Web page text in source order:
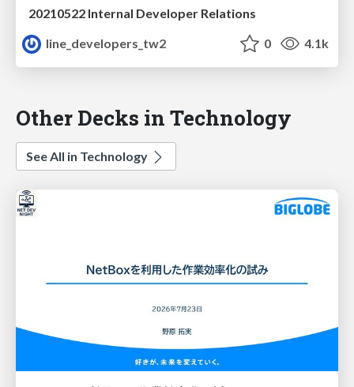
20210522 Internal Developer Relations
line_developers_tw2
0 4.1k
Other Decks in Technology
See All in Technology